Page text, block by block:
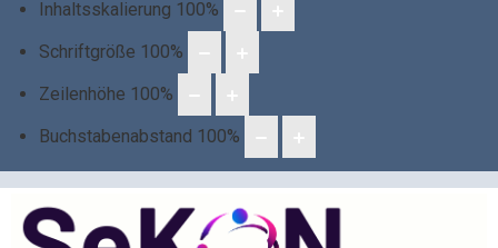
Inhaltsskalierung 100%
Schriftgröße 100%
Zeilenhöhe 100%
Buchstabenabstand 100%